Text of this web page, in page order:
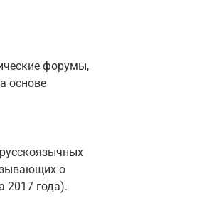
форумы,
основе
о
2017 года).